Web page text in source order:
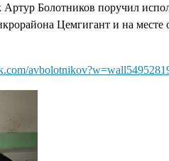
Артур Болотников поручил
Цемгигант и на